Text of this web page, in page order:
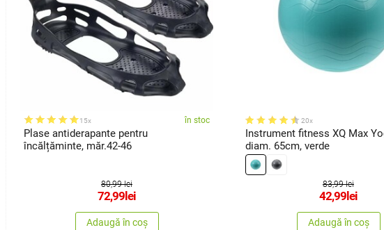
15x în stoc
Plase antiderapante pentru
încălțăminte, măr.42-46
80,99 lei
72,99lei
Adaugă în coș
20x
Instrument fitness XQ Max
diam. 65cm, verde
83,99 lei
42,99lei
Adaugă în coș